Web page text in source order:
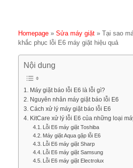
Homepage »Sửa máy giặt »Tại sao
khắc phục lỗi E6 máy giặt hiệu quả
Nội dung
Máy giặt báo lỗi E6 là lỗi gì?
Nguyên nhân máy giặt báo lỗi E6
Cách xử lý máy giặt báo lỗi E6
KitCare xử lý lỗi E6 của những loại
Lỗi E6 máy giặt Toshiba
Máy giặt Aqua gặp lỗi E6
Lỗi E6 máy giặt Sharp
Lỗi E6 máy giặt Samsung
Lỗi E6 máy giặt Electrolux